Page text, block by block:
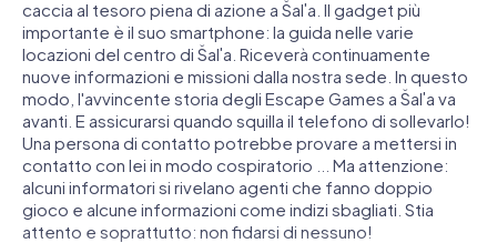
caccia al tesoro piena di azione a Šaľa. Il gadget più
importante è il suo smartphone: la guida nelle varie
locazioni del centro di Šaľa. Riceverà continuamente
nuove informazioni e missioni dalla nostra sede. In questo
modo, l'avvincente storia degli Escape Games a Šaľa va
avanti. E assicurarsi quando squilla il telefono di sollevarlo!
Una persona di contatto potrebbe provare a mettersi in
contatto con lei in modo cospiratorio ... Ma attenzione:
alcuni informatori si rivelano agenti che fanno doppio
gioco e alcune informazioni come indizi sbagliati. Stia
attento e soprattutto: non fidarsi di nessuno!